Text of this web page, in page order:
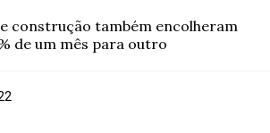
construção também encolheram
de um mês para outro